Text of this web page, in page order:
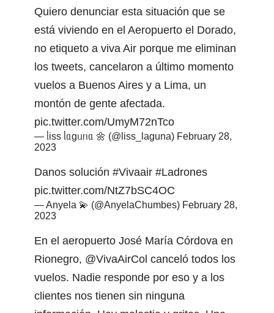
Quiero denunciar esta situación que se
está viviendo en el Aeropuerto el Dorado,
no etiqueto a viva Air porque me eliminan
los tweets, cancelaron a último momento
vuelos a Buenos Aires y a Lima, un
montón de gente afectada.
pic.twitter.com/UmyM72nTco
— ᥣіss ᥣᥲgᥙᥒᥲ 🌼 (@liss_laguna) February 28,
2023
Danos solución #Vivaair #Ladrones
pic.twitter.com/NtZ7bSC4OC
— Anyela 💫 (@AnyelaChumbes) February 28,
2023
En el aeropuerto José María Córdova en
Rionegro, @VivaAirCol canceló todos los
vuelos. Nadie responde por eso y a los
clientes nos tienen sin ninguna